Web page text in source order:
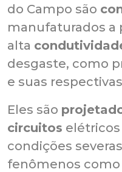
do Campo são
manufaturados a
alta
desgaste, como
e suas
Eles são
circuitos
condições
fenômenos como